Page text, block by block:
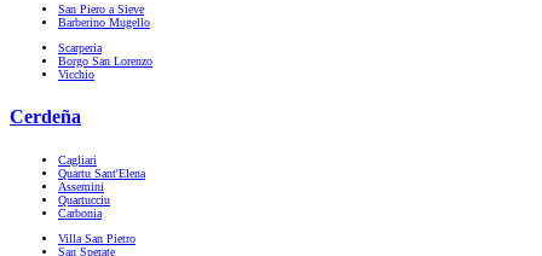
San Piero a Sieve
Barberino Mugello
Scarperia
Borgo San Lorenzo
Vicchio
Cerdeña
Cagliari
Quartu Sant'Elena
Assemini
Quartucciu
Carbonia
Villa San Pietro
San Sperate